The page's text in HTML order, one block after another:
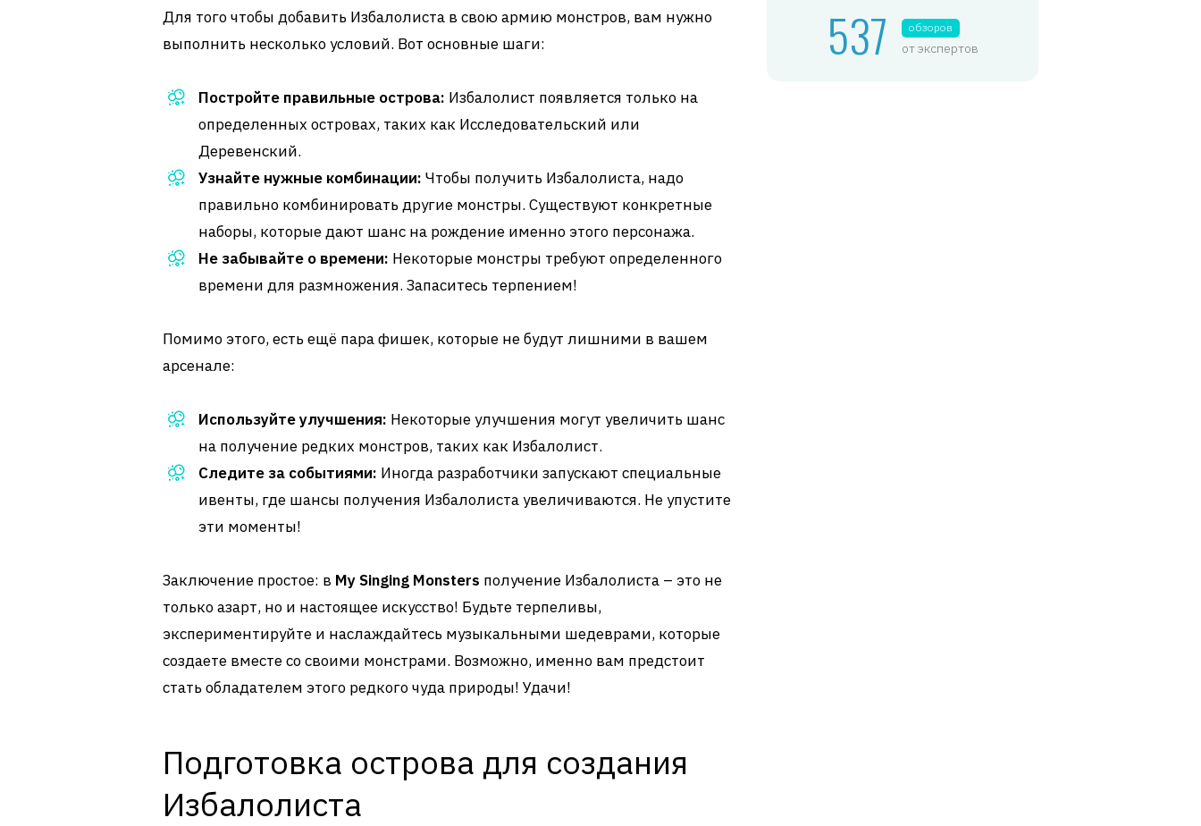
Для того чтобы добавить Избалолиста в свою армию монстров, вам нужно
выполнить несколько условий. Вот основные шаги:
Постройте правильные острова: Избалолист появляется только на
определенных островах, таких как Исследовательский или
Деревенский.
Узнайте нужные комбинации: Чтобы получить Избалолиста, надо
правильно комбинировать другие монстры. Существуют конкретные
наборы, которые дают шанс на рождение именно этого персонажа.
Не забывайте о времени: Некоторые монстры требуют определенного
времени для размножения. Запаситесь терпением!
Помимо этого, есть ещё пара фишек, которые не будут лишними в вашем
арсенале:
Используйте улучшения: Некоторые улучшения могут увеличить шанс
на получение редких монстров, таких как Избалолист.
Следите за событиями: Иногда разработчики запускают специальные
ивенты, где шансы получения Избалолиста увеличиваются. Не упустите
эти моменты!
Заключение простое: в My Singing Monsters получение Избалолиста – это не
только азарт, но и настоящее искусство! Будьте терпеливы,
экспериментируйте и наслаждайтесь музыкальными шедеврами, которые
создаете вместе со своими монстрами. Возможно, именно вам предстоит
стать обладателем этого редкого чуда природы! Удачи!
Подготовка острова для создания
Избалолиста
537 обзоров
от экспертов